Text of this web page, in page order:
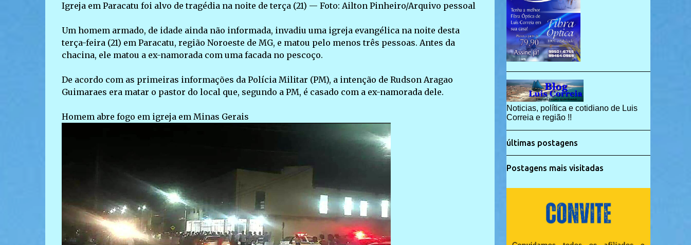
Igreja em Paracatu foi alvo de tragédia na noite de terça (21) — Foto: Ailton Pinheiro/Arquivo pessoal
Um homem armado, de idade ainda não informada, invadiu uma igreja evangélica na noite desta
terça-feira (21) em Paracatu, região Noroeste de MG, e matou pelo menos três pessoas. Antes da
chacina, ele matou a ex-namorada com uma facada no pescoço.
De acordo com as primeiras informações da Polícia Militar (PM), a intenção de Rudson Aragao
Guimaraes era matar o pastor do local que, segundo a PM, é casado com a ex-namorada dele.
Homem abre fogo em igreja em Minas Gerais
Noticias, política e cotidiano de Luis
Correia e região !!
últimas postagens
Postagens mais visitadas